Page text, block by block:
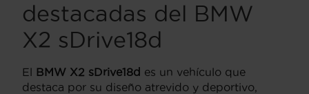
destacadas del BMW
X2 sDrive18d
El BMW X2 sDrive18d es un vehículo que
destaca por su diseño atrevido y deportivo,